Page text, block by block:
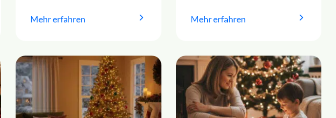
Mehr erfahren Mehr erfahren